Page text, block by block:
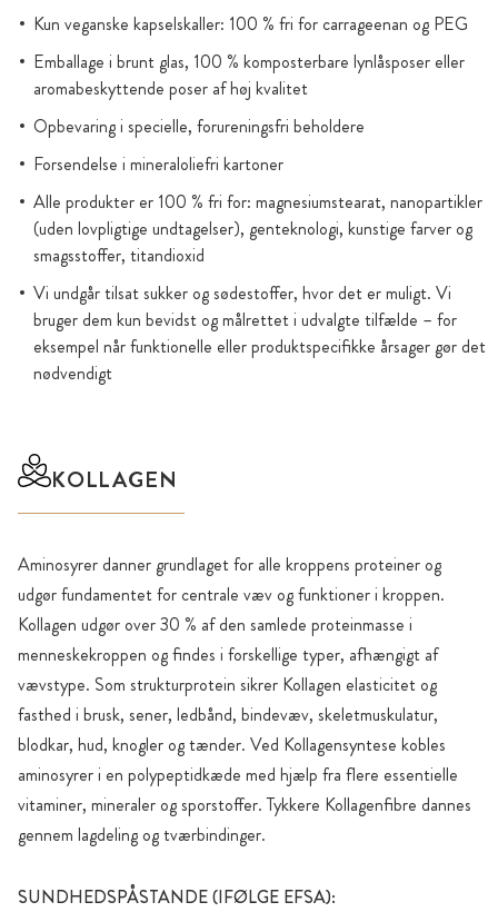
Kun veganske kapselskaller: 100 % fri for carrageenan og PEG
Emballage i brunt glas, 100 % komposterbare lynlåsposer eller
aromabeskyttende poser af høj kvalitet
Opbevaring i specielle, forureningsfri beholdere
Forsendelse i mineraloliefri kartoner
Alle produkter er 100 % fri for: magnesiumstearat, nanopartikler
(uden lovpligtige undtagelser), genteknologi, kunstige farver og
smagsstoffer, titandioxid
Vi undgår tilsat sukker og sødestoffer, hvor det er muligt. Vi
bruger dem kun bevidst og målrettet i udvalgte tilfælde – for
eksempel når funktionelle eller produktspecifikke årsager gør det
nødvendigt
KOLLAGEN
Aminosyrer danner grundlaget for alle kroppens proteiner og
udgør fundamentet for centrale væv og funktioner i kroppen.
Kollagen udgør over 30 % af den samlede proteinmasse i
menneskekroppen og findes i forskellige typer, afhængigt af
vævstype. Som strukturprotein sikrer Kollagen elasticitet og
fasthed i brusk, sener, ledbånd, bindevæv, skeletmuskulatur,
blodkar, hud, knogler og tænder. Ved Kollagensyntese kobles
aminosyrer i en polypeptidkæde med hjælp fra flere essentielle
vitaminer, mineraler og sporstoffer. Tykkere Kollagenfibre dannes
gennem lagdeling og tværbindinger.
SUNDHEDSPÅSTANDE (IFØLGE EFSA):